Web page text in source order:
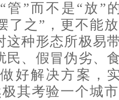
管”而不是“放”
了之”，更不能
这种形态所极易
民、假冒伪劣、
好解决方案，
其考验一个城